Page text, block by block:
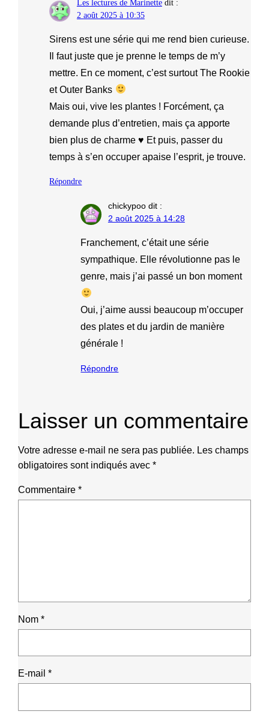
Les lectures de Marinette dit :
2 août 2025 à 10:35
Sirens est une série qui me rend bien curieuse.
Il faut juste que je prenne le temps de m’y
mettre. En ce moment, c’est surtout The Rookie
et Outer Banks
Mais oui, vive les plantes ! Forcément, ça
demande plus d’entretien, mais ça apporte
bien plus de charme ♥ Et puis, passer du
temps à s’en occuper apaise l’esprit, je trouve.
Répondre
chickypoo dit :
2 août 2025 à 14:28
Franchement, c’était une série
sympathique. Elle révolutionne pas le
genre, mais j’ai passé un bon moment
Oui, j’aime aussi beaucoup m’occuper
des plates et du jardin de manière
générale !
Répondre
Laisser un commentaire
Votre adresse e-mail ne sera pas publiée. Les champs
obligatoires sont indiqués avec*
Commentaire*
Nom*
E-mail*